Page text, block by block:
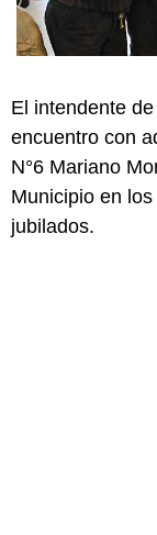
El intendente
encuentro con
N°6 Mariano
Municipio en
jubilados.